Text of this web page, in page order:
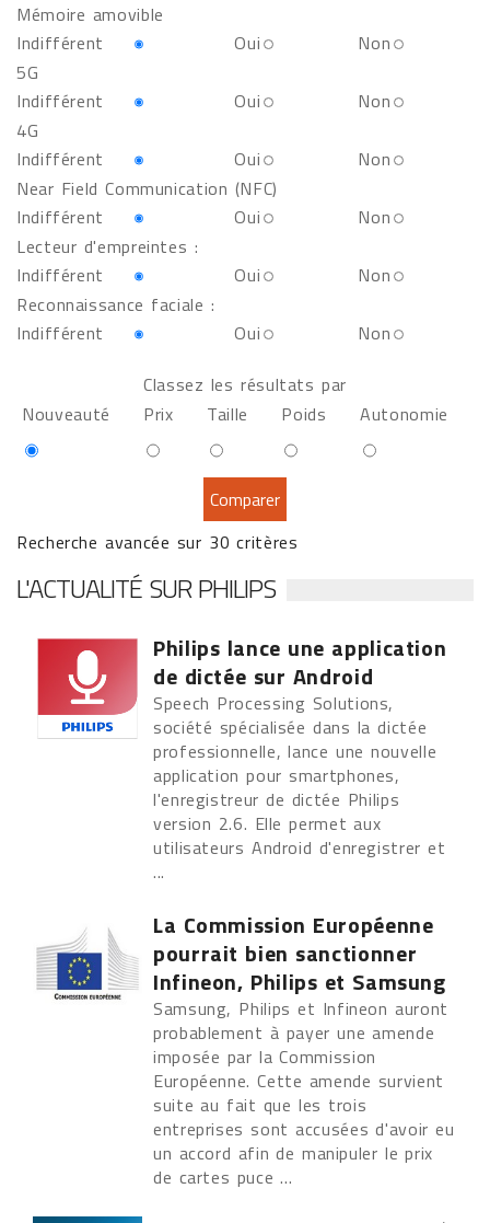
Mémoire amovible
Indifférent
Oui
Non
5G
Indifférent
Oui
Non
4G
Indifférent
Oui
Non
Near Field Communication (NFC)
Indifférent
Oui
Non
Lecteur d'empreintes :
Indifférent
Oui
Non
Reconnaissance faciale :
Indifférent
Oui
Non
Classez les résultats par
Nouveauté
Prix Taille Poids Autonomie
Recherche avancée sur 30 critères
L'ACTUALITÉ SUR PHILIPS
Philips lance une application
de dictée sur Android
Speech Processing Solutions,
société spécialisée dans la dictée
professionnelle, lance une nouvelle
application pour smartphones,
l'enregistreur de dictée Philips
version 2.6. Elle permet aux
utilisateurs Android d'enregistrer et
...
La Commission Européenne
pourrait bien sanctionner
Infineon, Philips et Samsung
Samsung, Philips et Infineon auront
probablement à payer une amende
imposée par la Commission
Européenne. Cette amende survient
suite au fait que les trois
entreprises sont accusées d'avoir eu
un accord afin de manipuler le prix
de cartes puce ...